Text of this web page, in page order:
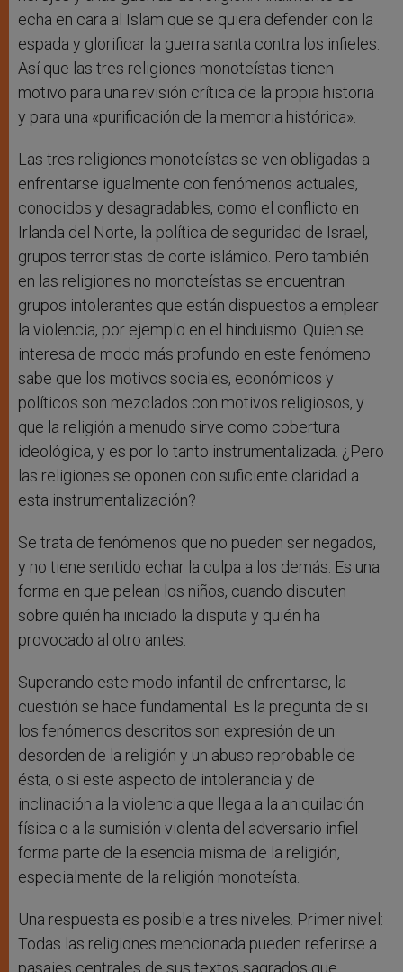
echa en cara al Islam que se quiera defender con la
espada y glorificar la guerra santa contra los infieles.
Así que las tres religiones monoteístas tienen
motivo para una revisión crítica de la propia historia
y para una «purificación de la memoria histórica».
Las tres religiones monoteístas se ven obligadas a
enfrentarse igualmente con fenómenos actuales,
conocidos y desagradables, como el conflicto en
Irlanda del Norte, la política de seguridad de Israel,
grupos terroristas de corte islámico. Pero también
en las religiones no monoteístas se encuentran
grupos intolerantes que están dispuestos a emplear
la violencia, por ejemplo en el hinduismo. Quien se
interesa de modo más profundo en este fenómeno
sabe que los motivos sociales, económicos y
políticos son mezclados con motivos religiosos, y
que la religión a menudo sirve como cobertura
ideológica, y es por lo tanto instrumentalizada. ¿Pero
las religiones se oponen con suficiente claridad a
esta instrumentalización?
Se trata de fenómenos que no pueden ser negados,
y no tiene sentido echar la culpa a los demás. Es una
forma en que pelean los niños, cuando discuten
sobre quién ha iniciado la disputa y quién ha
provocado al otro antes.
Superando este modo infantil de enfrentarse, la
cuestión se hace fundamental. Es la pregunta de si
los fenómenos descritos son expresión de un
desorden de la religión y un abuso reprobable de
ésta, o si este aspecto de intolerancia y de
inclinación a la violencia que llega a la aniquilación
física o a la sumisión violenta del adversario infiel
forma parte de la esencia misma de la religión,
especialmente de la religión monoteísta.
Una respuesta es posible a tres niveles. Primer nivel:
Todas las religiones mencionada pueden referirse a
pasajes centrales de sus textos sagrados que